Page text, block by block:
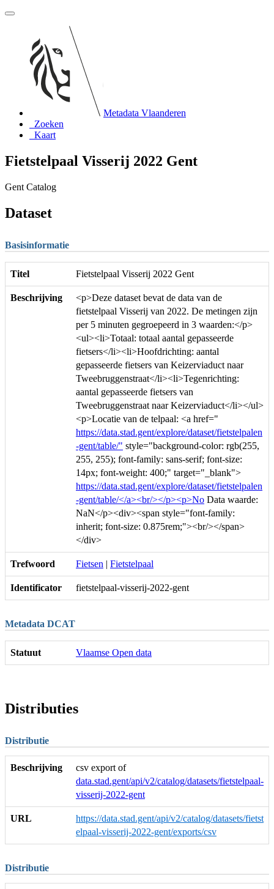
Metadata Vlaanderen
Zoeken
Kaart
Fietstelpaal Visserij 2022 Gent
Gent Catalog
Dataset
Basisinformatie
Titel Fietstelpaal Visserij 2022 Gent
Beschrijving
<p>Deze dataset bevat de data van de
fietstelpaal Visserij van 2022. De metingen zijn
per 5 minuten gegroepeerd in 3 waarden:</p>
<ul><li>Totaal: totaal aantal gepasseerde
fietsers</li><li>Hoofdrichting: aantal
gepasseerde fietsers van Keizerviaduct naar
Tweebruggenstraat</li><li>Tegenrichting:
aantal gepasseerde fietsers van
Tweebruggenstraat naar Keizerviaduct</li></ul>
<p>Locatie van de telpaal: <a href="
https://data.stad.gent/explore/dataset/fietstelpalen
-gent/table/" style="background-color: rgb(255,
255, 255); font-family: sans-serif; font-size:
14px; font-weight: 400;" target="_blank">
https://data.stad.gent/explore/dataset/fietstelpalen
-gent/table/</a><br/></p><p>No Data waarde:
NaN</p><div><span style="font-family:
inherit; font-size: 0.875rem;"><br/></span>
</div>
Trefwoord Fietsen | Fietstelpaal
Identificator fietstelpaal-visserij-2022-gent
Metadata DCAT
Statuut Vlaamse Open data
Distributies
Distributie
Beschrijving
csv export of
data.stad.gent/api/v2/catalog/datasets/fietstelpaal-
visserij-2022-gent
URL
https://data.stad.gent/api/v2/catalog/datasets/fietst
elpaal-visserij-2022-gent/exports/csv
Distributie